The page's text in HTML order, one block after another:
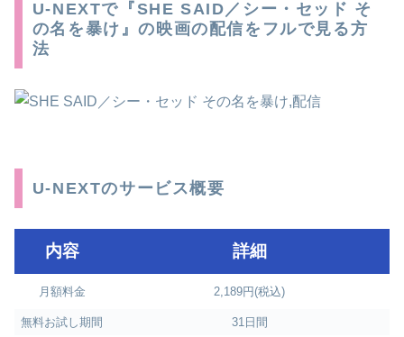
U-NEXTで『SHE SAID／シー・セッド そ
の名を暴け』の映画の配信をフルで見る方
法
U-NEXTのサービス概要
内容 詳細
月額料金 2,189円(税込)
無料お試し期間 31日間